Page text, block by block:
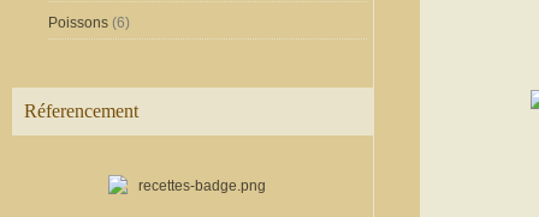
Poissons (6)
Réferencement